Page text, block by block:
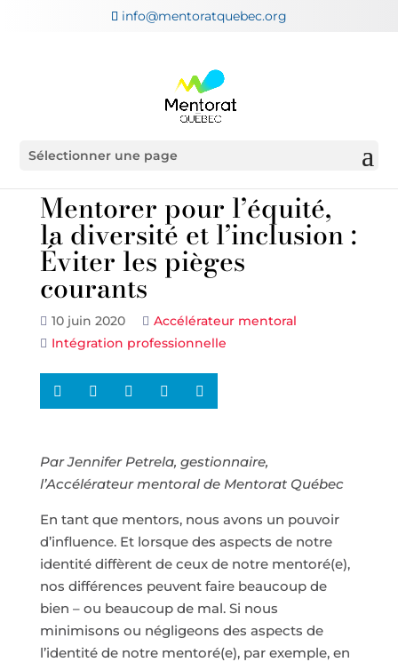
info@mentoratquebec.org
Sélectionner une page
Mentorer pour l’équité,
la diversité et l’inclusion :
Éviter les pièges
courants
10 juin 2020
Accélérateur mentoral
Intégration professionnelle
Par Jennifer Petrela, gestionnaire,
l’Accélérateur mentoral de Mentorat Québec
En tant que mentors, nous avons un pouvoir
d’influence. Et lorsque des aspects de notre
identité diffèrent de ceux de notre mentoré(e),
nos différences peuvent faire beaucoup de
bien – ou beaucoup de mal. Si nous
minimisons ou négligeons des aspects de
l’identité de notre mentoré(e), par exemple, en